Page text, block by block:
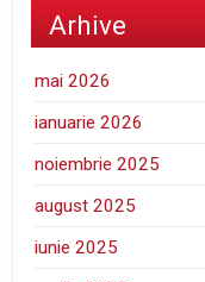
Arhive
mai 2026
ianuarie 2026
noiembrie 2025
august 2025
iunie 2025